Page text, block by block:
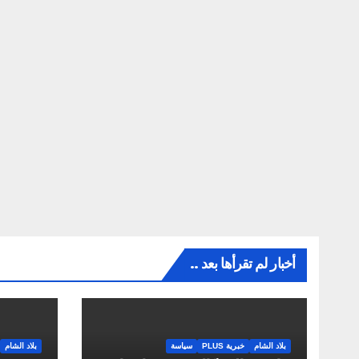
أخبار لم تقرأها بعد ..
بلاد الشام خبرية PLUS سياسة بلاد الشام